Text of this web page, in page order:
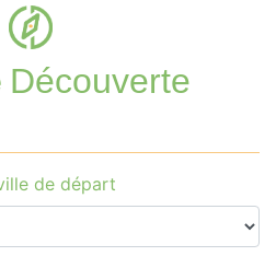
Découverte
de départ